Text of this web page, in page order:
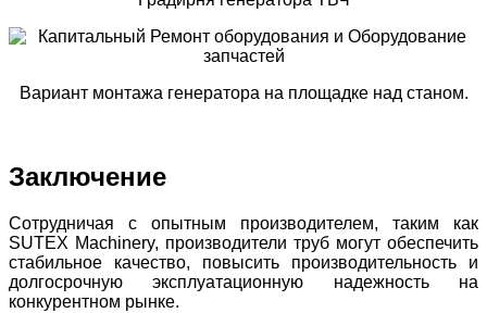
Вариант монтажа генератора на площадке над станом.
Заключение
Сотрудничая с опытным производителем, таким как
SUTEX Machinery, производители труб могут обеспечить
стабильное качество, повысить производительность и
долгосрочную эксплуатационную надежность на
конкурентном рынке.